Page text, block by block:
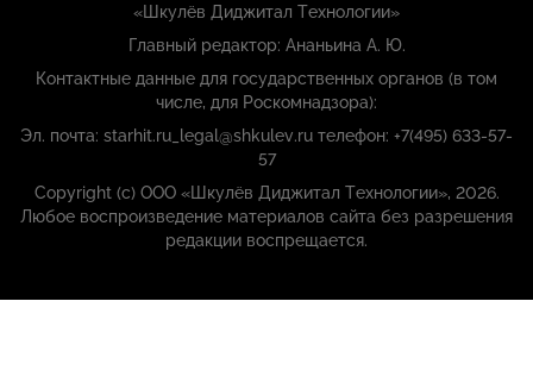
«Шкулёв Диджитал Технологии»
Главный редактор: Ананьина А. Ю.
Контактные данные для государственных органов (в том
числе, для Роскомнадзора):
Эл. почта: starhit.ru_legal@shkulev.ru телефон: +7(495) 633-57-
57
Copyright (с) ООО «Шкулёв Диджитал Технологии», 2026.
Любое воспроизведение материалов сайта без разрешения
редакции воспрещается.